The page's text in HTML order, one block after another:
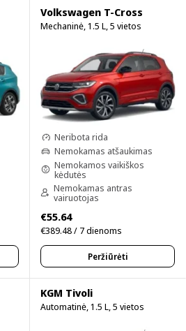
Volkswagen T-Cross
Mechaninė, 1.5 L, 5 vietos
Neribota rida
Nemokamas atšaukimas
Nemokamos vaikiškos
kėdutės
Nemokamas antras
vairuotojas
€55.64
€389.48 / 7 dienoms
Peržiūrėti
KGM Tivoli
Automatinė, 1.5 L, 5 vietos